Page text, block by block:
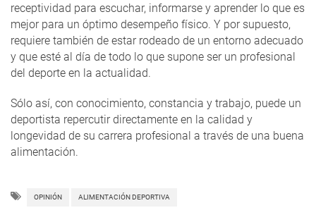
receptividad para escuchar, informarse y aprender lo que es
mejor para un óptimo desempeño físico. Y por supuesto,
requiere también de estar rodeado de un entorno adecuado
y que esté al día de todo lo que supone ser un profesional
del deporte en la actualidad.
Sólo así, con conocimiento, constancia y trabajo, puede un
deportista repercutir directamente en la calidad y
longevidad de su carrera profesional a través de una buena
alimentación.
OPINIÓN ALIMENTACIÓN DEPORTIVA